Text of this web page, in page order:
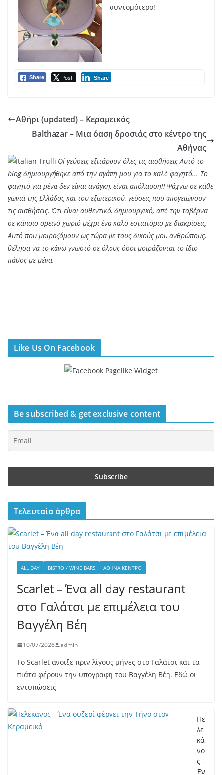
συντομότερο!
Share Post Share
Αθήρι (updated) – Κεραμεικός
Balthazar – Μια όαση δροσιάς στο κέντρο της
Αθήνας
Oi γεύσεις εξιτάρουν όλες τις αισθήσεις Αυτό το
blog δημιουργήθηκε από την αγάπη μου για το καλό φαγητό... Tο
φαγητό για μένα δεν είναι ανάγκη, είναι απόλαυση!! Ψάχνω σε κάθε
γωνιά της Ελλάδος και του εξωτερικού, γεύσεις που απογειώνουν
τις αισθήσεις. Ότι είναι αυθεντικό, δημιουργικό, από την ταβέρνα
σε κάποιο ορεινό χωριό μέχρι ένα καλό εστιατόριο με διακρίσεις.
Αυτό που μοιραζόμουν ως τώρα με τους δικούς μου ανθρώπους,
θέλησα να το κάνω γνωστό σε όλους όσοι μοιράζονται το ίδιο
πάθος με μένα.
Like Us On Facebook
Be subscribed & get exclusive content
Τελευταία άρθρα
ALL DAY BISTRO / WINE BARS ΑΘΉΝΑ ΚΈΝΤΡΟ
Scarlet – Ένα all day restaurant
στο Γαλάτσι με επιμέλεια του
Βαγγέλη Βέη
10/07/2026 admin
Το Scarlet άνοιξε πριν λίγους μήνες στο Γαλάτσι και τα
πιάτα φέρουν την υπογραφή του Βαγγέλη Βέη. Εδώ οι
εντυπώσεις
Πε
λε
κά
νο
ς –
Έν